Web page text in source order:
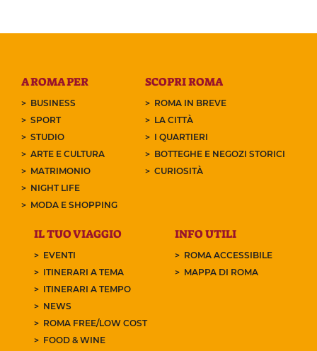
A ROMA PER
BUSINESS
SPORT
STUDIO
ARTE E CULTURA
MATRIMONIO
NIGHT LIFE
MODA E SHOPPING
SCOPRI ROMA
ROMA IN BREVE
LA CITTÀ
I QUARTIERI
BOTTEGHE E NEGOZI STORICI
CURIOSITÀ
IL TUO VIAGGIO
EVENTI
ITINERARI A TEMA
ITINERARI A TEMPO
NEWS
ROMA FREE/LOW COST
FOOD & WINE
INFO UTILI
ROMA ACCESSIBILE
MAPPA DI ROMA